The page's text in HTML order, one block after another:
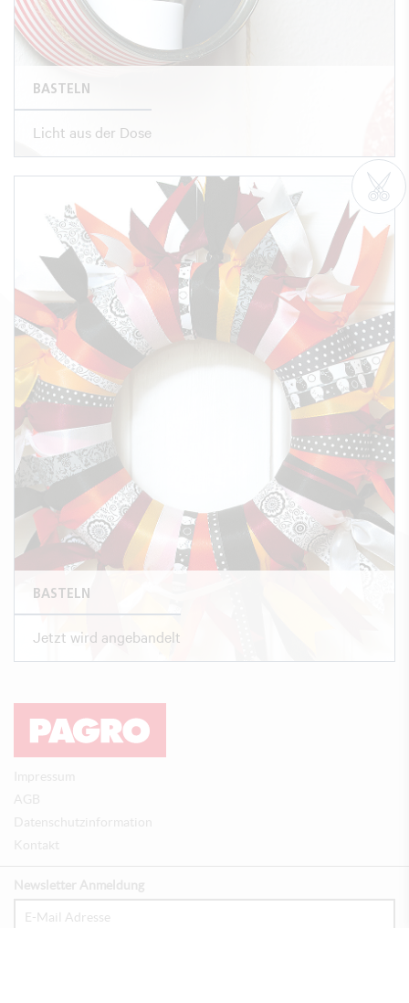
BASTELN
Licht aus der Dose
BASTELN
Jetzt wird angebandelt
Impressum
AGB
Datenschutzinformation
Kontakt
Newsletter Anmeldung